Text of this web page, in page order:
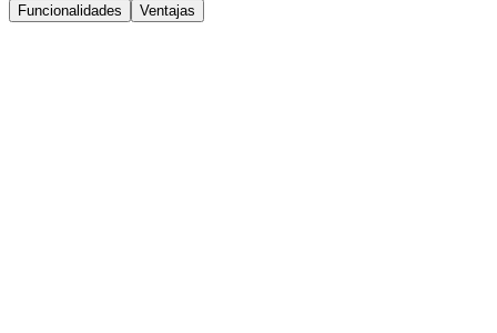
Funcionalidades Ventajas